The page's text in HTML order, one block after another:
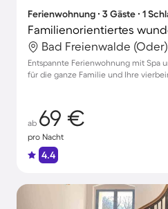
Ferienwohnung ∙ 3 Gäste ∙ 1
Entspannte Ferienwohnung mit Spa
für die ganze Familie und Ihre
ab 69 €
pro Nacht
4.4